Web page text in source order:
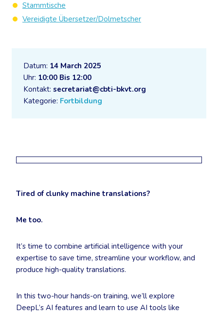
Datum: 14 March 2025
Uhr: 10:00 Bis 12:00
Kontakt: secretariat@cbti-bkvt.org
Kategorie: Fortbildung
Tired of clunky machine translations?
Me too.
It’s time to combine artificial intelligence with your
expertise to save time, streamline your workflow, and
produce high-quality translations.
In this two-hour hands-on training, we’ll explore
DeepL’s AI features and learn to use AI tools like
Stammtische
Vereidigte Übersetzer/Dolmetscher